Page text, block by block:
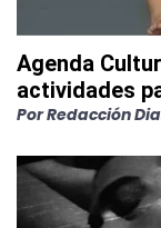
Agenda
actividades
PorRedacción